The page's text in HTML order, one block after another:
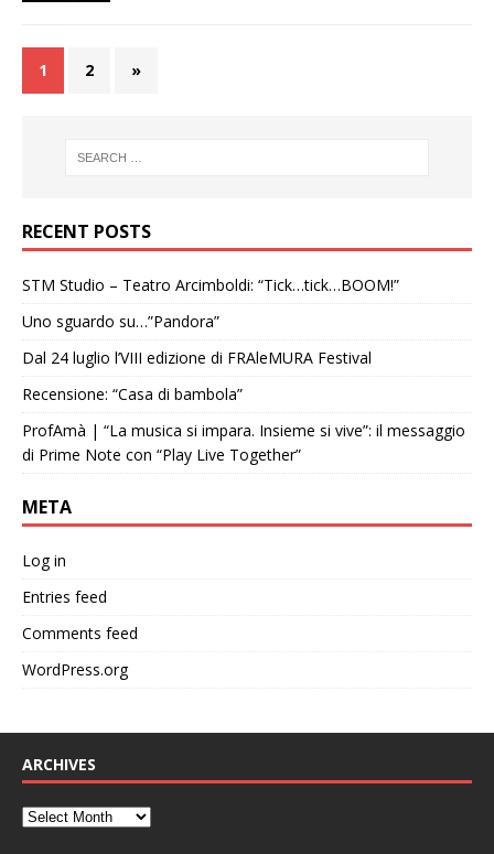
1 2 »
RECENT POSTS
STM Studio – Teatro Arcimboldi: “Tick…tick…BOOM!”
Uno sguardo su…”Pandora”
Dal 24 luglio l’VIII edizione di FRAleMURA Festival
Recensione: “Casa di bambola”
ProfAmà | “La musica si impara. Insieme si vive”: il messaggio
di Prime Note con “Play Live Together”
META
Log in
Entries feed
Comments feed
WordPress.org
ARCHIVES